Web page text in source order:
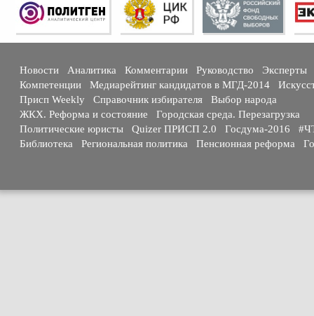
Новости Аналитика Комментарии Руководство
Эксперты
Компетенции
Медиарейтинг кандидатов в МГД-2014
Присп Weekly
Справочник избирателя
Выбор народа
ЖКХ. Реформа и состояние
Городская среда. Перезагрузка
Политические юристы
Quizer ПРИСП 2.0 Госдума-2016
Библиотека
Региональная политика Пенсионная реформа